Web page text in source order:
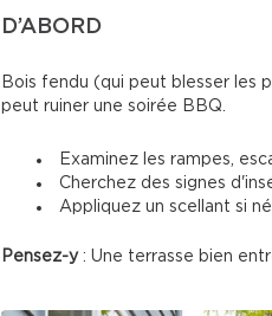
D’ABORD
Bois fendu (qui peut blesser les
peut ruiner une soirée BBQ.
Examinez les rampes,
Cherchez des signes
Appliquez un scellant si
Pensez-y: Une terrasse bien